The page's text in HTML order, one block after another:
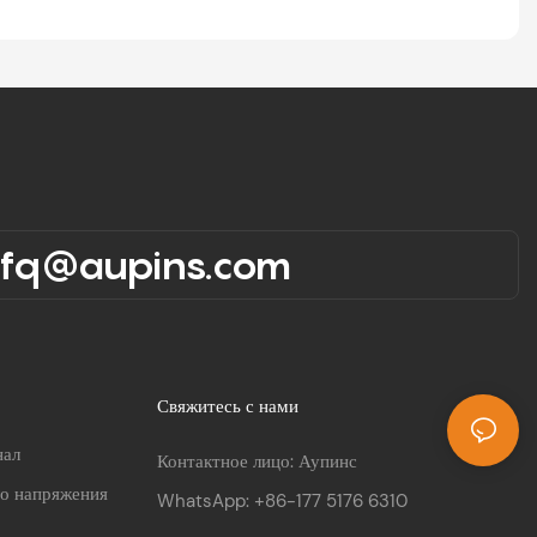
напряжения
Свяжитесь с нами
Контактное лицо: Аупинс
WhatsApp: +86-177 5176 6310